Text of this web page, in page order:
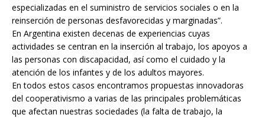
especializadas en el suministro de servicios sociales o en la
reinserción de personas desfavorecidas y marginadas”.
En Argentina existen decenas de experiencias cuyas
actividades se centran en la inserción al trabajo, los apoyos a
las personas con discapacidad, así como el cuidado y la
atención de los infantes y de los adultos mayores.
En todos estos casos encontramos propuestas innovadoras
del cooperativismo a varias de las principales problemáticas
que afectan nuestras sociedades (la falta de trabajo, la